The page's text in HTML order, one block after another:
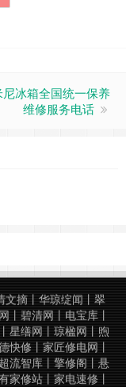
冰箱全国统一保养
维修服务电话
文摘 丨 华琼绽闻 丨 翠
丨 碧清网 丨 电宝库 丨
丨 星缮网 丨 琼楹网 丨 煦
快修 丨 家匠修电网 丨
超流智库 丨 擎修阁 丨 悬
家修站 丨 家电速修 丨